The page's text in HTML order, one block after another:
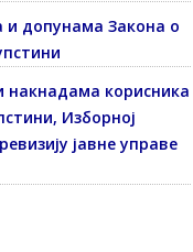
и допунама Закона о
накнадама корисника
Изборној
јавне управе